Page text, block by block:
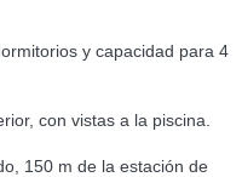
y capacidad para 4
con vistas a la piscina.
150 m de la estación de